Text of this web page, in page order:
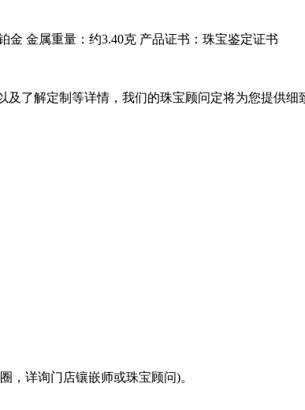
金 金属重量： 约3.40克 产品证书：珠宝鉴定证书
了解定制等详情，我们的珠宝顾问定将为您提供细
，详询门店镶嵌师或珠宝顾问)。